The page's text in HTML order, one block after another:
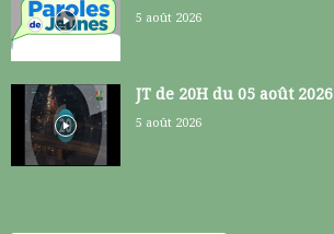
5 août 2026
JT de 20H du 05 août 2026
5 août 2026